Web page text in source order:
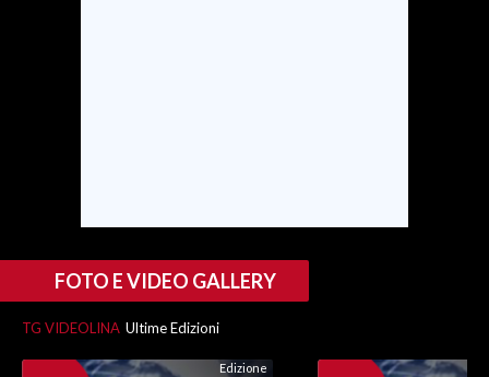
FOTO E VIDEO GALLERY
TG VIDEOLINA Ultime Edizioni
Edizione